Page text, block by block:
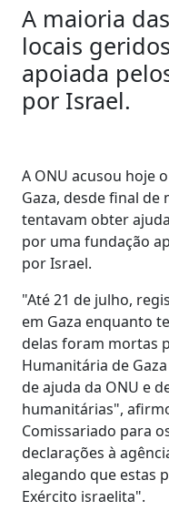
A maioria
locais
apoiada
por Israel.
A ONU acusou hoje
Gaza, desde final de
tentavam obter
por uma fundação
por Israel.
"Até 21 de julho,
em Gaza enquanto
delas foram mortas
Humanitária de
de ajuda da ONU e
humanitárias",
Comissariado para
declarações à
alegando que estas
Exército israelita".